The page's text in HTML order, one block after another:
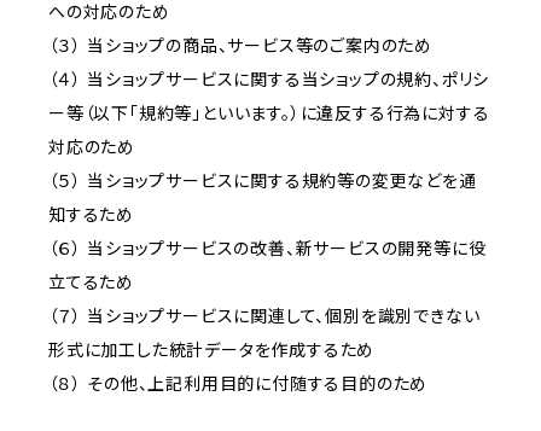
への対応のため
（３） 当ショップの商品、サービス等のご案内のため
（４） 当ショップサービスに関する当ショップの規約、ポリシ
ー等（以下「規約等」といいます。）に違反する行為に対する
対応のため
（５） 当ショップサービスに関する規約等の変更などを通
知するため
（６） 当ショップサービスの改善、新サービスの開発等に役
立てるため
（７） 当ショップサービスに関連して、個別を識別できない
形式に加工した統計データを作成するため
（８） その他、上記利用目的に付随する目的のため